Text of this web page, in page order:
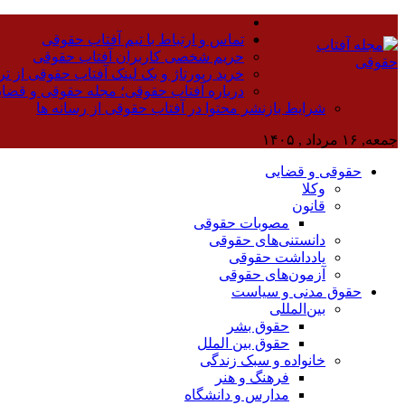
تماس و ارتباط با تیم آفتاب حقوقی
حریم شخصی کاربران آفتاب حقوقی
خرید رپورتاژ و بک لینک آفتاب حقوقی از
درباره آفتاب حقوقی؛ مجله حقوقی و
شرایط بازنشر محتوا در آفتاب حقوقی از رسانه ها
جمعه, ۱۶ مرداد , ۱۴۰۵
حقوقی و قضایی
وکلا
قانون
مصوبات حقوقی
دانستنی‌های حقوقی
یادداشت حقوقی
آزمون‌های حقوقی
حقوق مدنی و سیاست
بین‌المللی
حقوق بشر
حقوق بین الملل
خانواده و سبک زندگی
فرهنگ و هنر
مدارس و دانشگاه